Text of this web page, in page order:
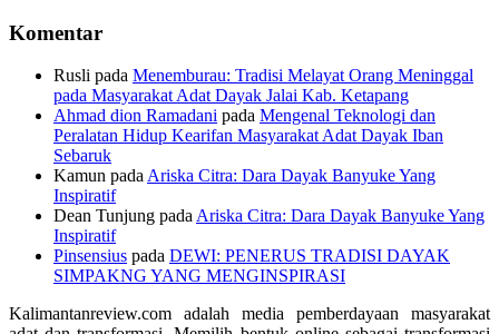
Komentar
Rusli pada Menemburau: Tradisi Melayat Orang Meninggal
pada Masyarakat Adat Dayak Jalai Kab. Ketapang
Ahmad dion Ramadani pada Mengenal Teknologi dan
Peralatan Hidup Kearifan Masyarakat Adat Dayak Iban
Sebaruk
Kamun padaAriska Citra: Dara Dayak Banyuke Yang
Inspiratif
Dean Tunjung padaAriska Citra: Dara Dayak Banyuke Yang
Inspiratif
Pinsensius pada DEWI: PENERUS TRADISI DAYAK
SIMPAKNG YANG MENGINSPIRASI
Kalimantanreview.com adalah media pemberdayaan masyarakat